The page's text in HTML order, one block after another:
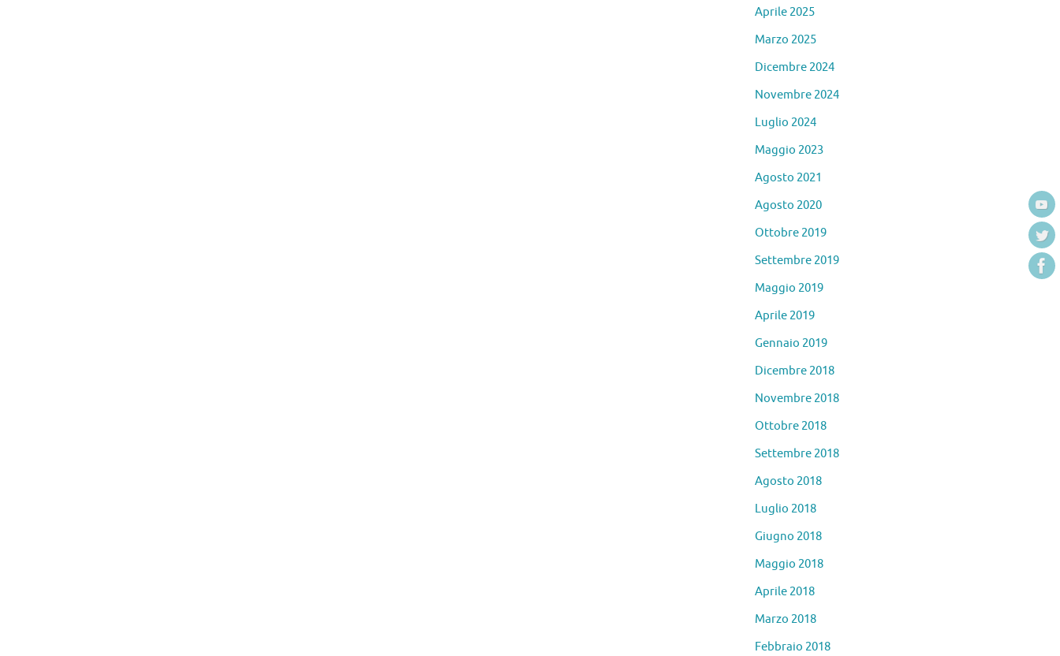
Aprile 2025
Marzo 2025
Dicembre 2024
Novembre 2024
Luglio 2024
Maggio 2023
Agosto 2021
Agosto 2020
Ottobre 2019
Settembre 2019
Maggio 2019
Aprile 2019
Gennaio 2019
Dicembre 2018
Novembre 2018
Ottobre 2018
Settembre 2018
Agosto 2018
Luglio 2018
Giugno 2018
Maggio 2018
Aprile 2018
Marzo 2018
Febbraio 2018